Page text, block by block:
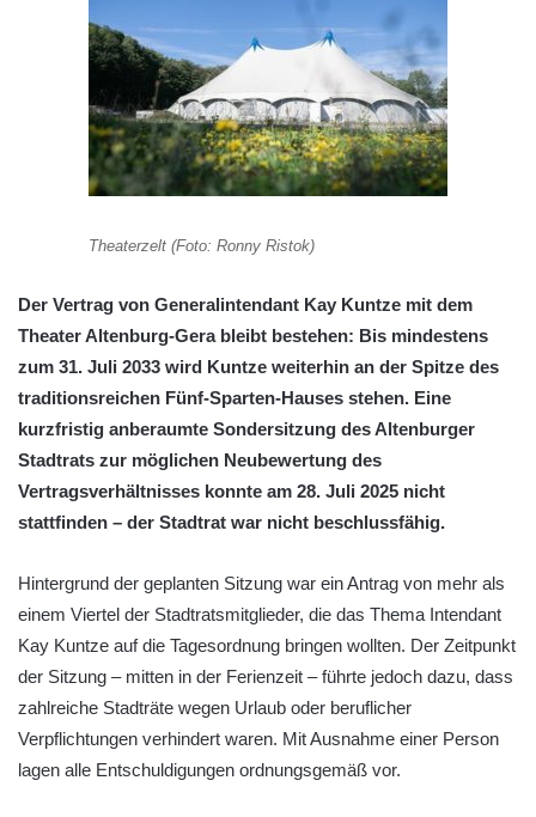
Theaterzelt (Foto: Ronny Ristok)
Der Vertrag von Generalintendant Kay Kuntze mit dem
Theater Altenburg-Gera bleibt bestehen: Bis mindestens
zum 31. Juli 2033 wird Kuntze weiterhin an der Spitze des
traditionsreichen Fünf-Sparten-Hauses stehen. Eine
kurzfristig anberaumte Sondersitzung des Altenburger
Stadtrats zur möglichen Neubewertung des
Vertragsverhältnisses konnte am 28. Juli 2025 nicht
stattfinden – der Stadtrat war nicht beschlussfähig.
Hintergrund der geplanten Sitzung war ein Antrag von mehr als
einem Viertel der Stadtratsmitglieder, die das Thema Intendant
Kay Kuntze auf die Tagesordnung bringen wollten. Der Zeitpunkt
der Sitzung – mitten in der Ferienzeit – führte jedoch dazu, dass
zahlreiche Stadträte wegen Urlaub oder beruflicher
Verpflichtungen verhindert waren. Mit Ausnahme einer Person
lagen alle Entschuldigungen ordnungsgemäß vor.